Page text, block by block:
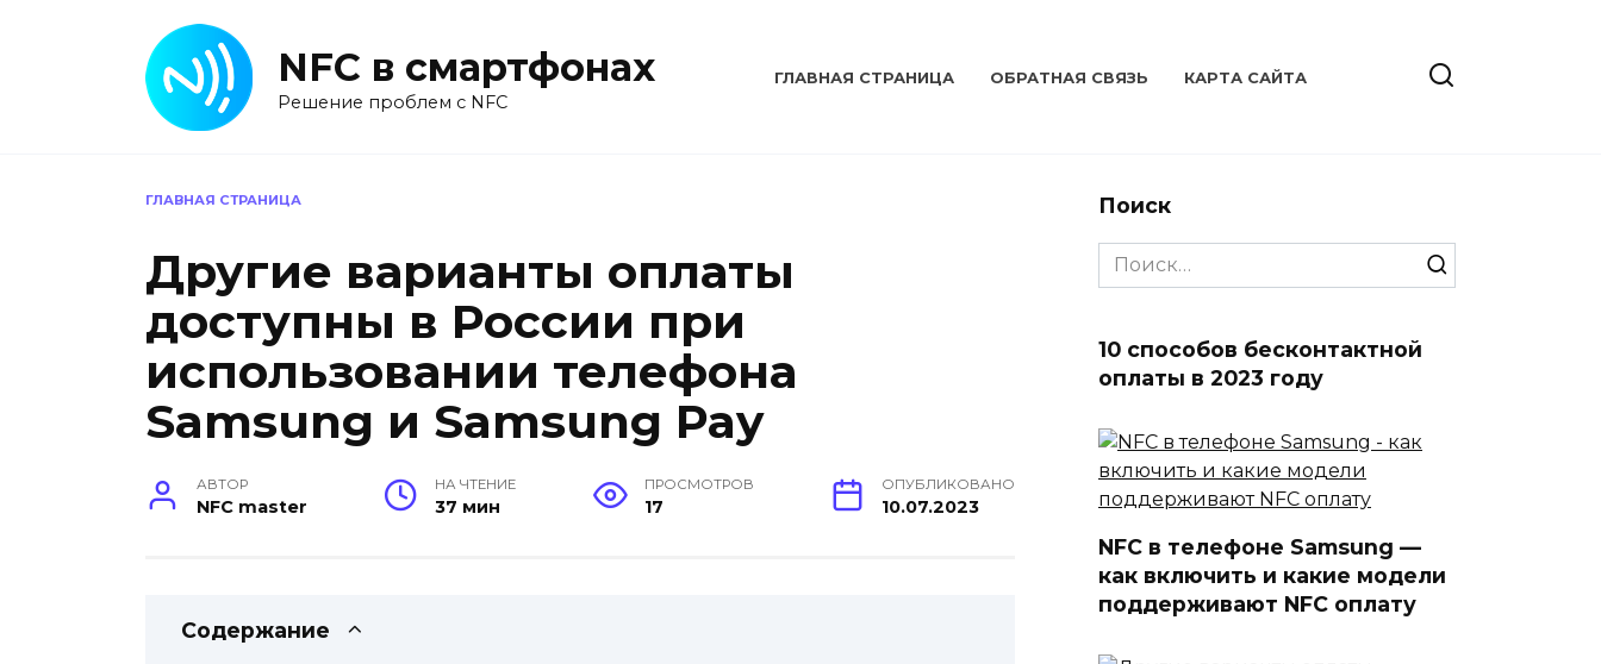
NFC в смартфонах
Решение проблем с NFC
ГЛАВНАЯ СТРАНИЦА ОБРАТНАЯ СВЯЗЬ КАРТА САЙТА
ГЛАВНАЯ СТРАНИЦА
Другие варианты оплаты
доступны в России при
использовании телефона
Samsung и Samsung Pay
АВТОР
NFC master
НА ЧТЕНИЕ
37 мин
ПРОСМОТРОВ
17
ОПУБЛИКОВАНО
10.07.2023
Содержание
Поиск
Search
for:
10 способов бесконтактной
оплаты в 2023 году
NFC в телефоне Samsung —
как включить и какие модели
поддерживают NFC оплату